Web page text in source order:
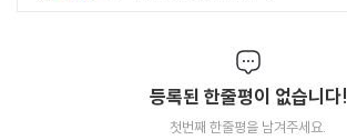
등록된 한줄평이 없습니다!
첫번째 한줄평을 남겨주세요.